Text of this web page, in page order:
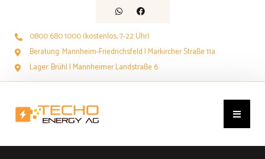
0800 680 1000 (kostenlos, 7-22 Uhr)
Beratung: Mannheim-Friedrichsfeld | Markircher Straße 11a
Lager: Brühl | Mannheimer Landstraße 6